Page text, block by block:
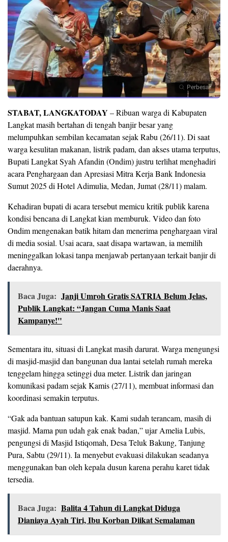
Perbesar
STABAT, LANGKATODAY –Ribuan warga di Kabupaten
Langkat masih bertahan di tengah banjir besar yang
melumpuhkan sembilan kecamatan sejak Rabu (26/11). Di saat
warga kesulitan makanan, listrik padam, dan akses utama terputus,
Bupati Langkat Syah Afandin (Ondim) justru terlihat menghadiri
acara Penghargaan dan Apresiasi Mitra Kerja Bank Indonesia
Sumut 2025 di Hotel Adimulia, Medan, Jumat (28/11) malam.
Kehadiran bupati di acara tersebut memicu kritik publik karena
kondisi bencana di Langkat kian memburuk. Video dan foto
Ondim mengenakan batik hitam dan menerima penghargaan viral
di media sosial. Usai acara, saat disapa wartawan, ia memilih
meninggalkan lokasi tanpa menjawab pertanyaan terkait banjir di
daerahnya.
Baca Juga: Janji Umroh Gratis SATRIA Belum Jelas,
Publik Langkat: “Jangan Cuma Manis Saat
Kampanye!"
Sementara itu, situasi di Langkat masih darurat. Warga mengungsi
di masjid-masjid dan bangunan dua lantai setelah rumah mereka
tenggelam hingga setinggi dua meter. Listrik dan jaringan
komunikasi padam sejak Kamis (27/11), membuat informasi dan
koordinasi semakin terputus.
“Gak ada bantuan satupun kak. Kami sudah terancam, masih di
masjid. Mama pun udah gak enak badan,” ujar Amelia Lubis,
pengungsi di Masjid Istiqomah, Desa Teluk Bakung, Tanjung
Pura, Sabtu (29/11). Ia menyebut evakuasi dilakukan seadanya
menggunakan ban oleh kepala dusun karena perahu karet tidak
tersedia.
Baca Juga: Balita 4 Tahun di Langkat Diduga
Dianiaya Ayah Tiri, Ibu Korban Diikat Semalaman